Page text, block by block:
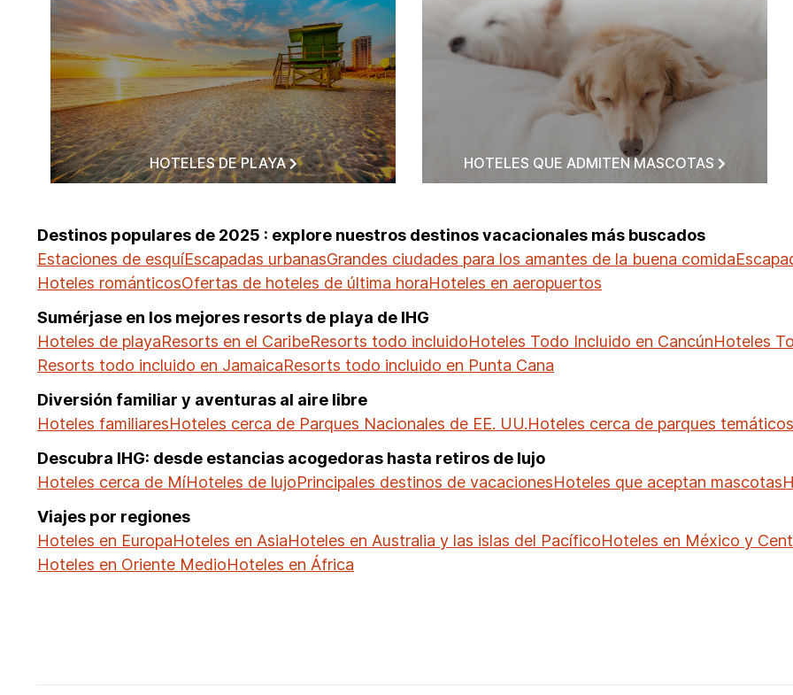
HOTELES DE PLAYA HOTELES QUE ADMITEN MASCOTAS
Destinos populares de 2025 : explore nuestros destinos vacacionales más buscados
Estaciones de esquíEscapadas urbanasGrandes ciudades para los amantes de la buena comida
Hoteles románticosOfertas de hoteles de última horaHoteles en aeropuertos
Sumérjase en los mejores resorts de playa de IHG
Hoteles de playaResorts en el CaribeResorts todo incluidoHoteles Todo Incluido en CancúnHoteles
Resorts todo incluido en JamaicaResorts todo incluido en Punta Cana
Diversión familiar y aventuras al aire libre
Hoteles familiaresHoteles cerca de Parques Nacionales de EE. UU.Hoteles cerca de parques
Descubra IHG: desde estancias acogedoras hasta retiros de lujo
Hoteles cerca de MíHoteles de lujoPrincipales destinos de vacacionesHoteles que aceptan mascotas
Viajes por regiones
Hoteles en EuropaHoteles en AsiaHoteles en Australia y las islas del PacíficoHoteles en México y
Hoteles en Oriente MedioHoteles en África